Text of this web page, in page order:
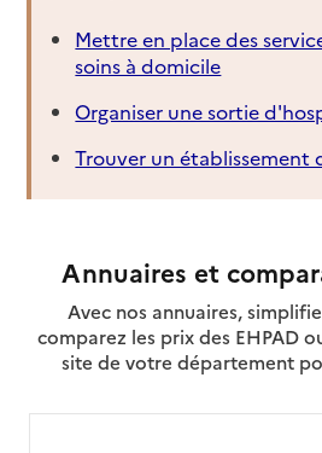
Mettre en place des
soins à domicile
Organiser une sortie
Trouver un établissement
Annuaires et
Avec nos annuaires,
comparez les prix des EHPAD
site de votre département